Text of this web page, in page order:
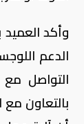
وأكد
الدعم
التواصل مع
بالتعاون مع